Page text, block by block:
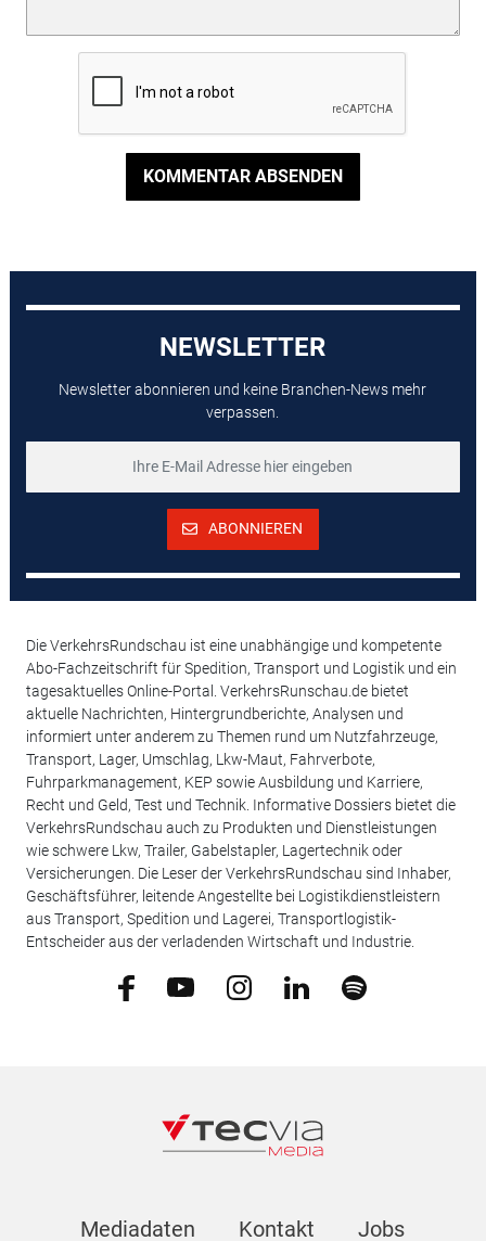
KOMMENTAR ABSENDEN
NEWSLETTER
Newsletter abonnieren und keine Branchen-News mehr
verpassen.
ABONNIEREN
Die VerkehrsRundschau ist eine unabhängige und kompetente
Abo-Fachzeitschrift für Spedition, Transport und Logistik und ein
tagesaktuelles Online-Portal. VerkehrsRunschau.de bietet
aktuelle Nachrichten, Hintergrundberichte, Analysen und
informiert unter anderem zu Themen rund um Nutzfahrzeuge,
Transport, Lager, Umschlag, Lkw-Maut, Fahrverbote,
Fuhrparkmanagement, KEP sowie Ausbildung und Karriere,
Recht und Geld, Test und Technik. Informative Dossiers bietet die
VerkehrsRundschau auch zu Produkten und Dienstleistungen
wie schwere Lkw, Trailer, Gabelstapler, Lagertechnik oder
Versicherungen. Die Leser der VerkehrsRundschau sind Inhaber,
Geschäftsführer, leitende Angestellte bei Logistikdienstleistern
aus Transport, Spedition und Lagerei, Transportlogistik-
Entscheider aus der verladenden Wirtschaft und Industrie.
Mediadaten Kontakt Jobs